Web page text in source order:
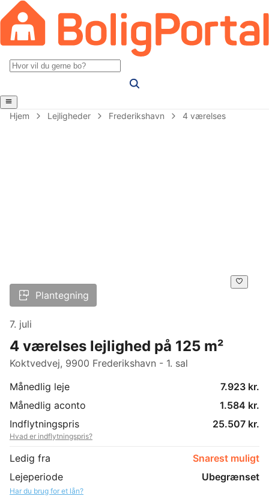
Hjem Lejligheder Frederikshavn 4 værelses
Plantegning
7. juli
4 værelses lejlighed på 125 m²
Koktvedvej, 9900 Frederikshavn - 1. sal
Månedlig leje
7.923 kr.
Månedlig aconto
1.584 kr.
Indflytningspris
25.507 kr.
Hvad er indflytningspris?
Ledig fra
Snarest muligt
Lejeperiode
Ubegrænset
Har du brug for et lån?